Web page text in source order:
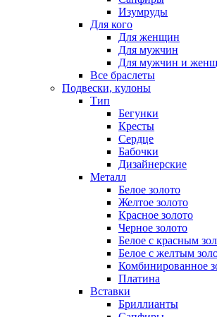
Изумруды
Для кого
Для женщин
Для мужчин
Для мужчин и
Все браслеты
Подвески, кулоны
Тип
Бегунки
Кресты
Сердце
Бабочки
Дизайнерские
Металл
Белое золото
Желтое золото
Красное золото
Черное золото
Белое с красным
Белое с желтым
Комбинированное
Платина
Вставки
Бриллианты